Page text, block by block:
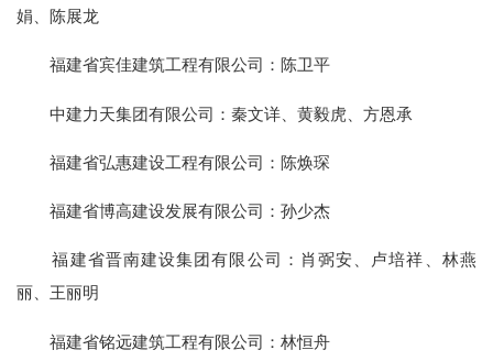
娟、陈展龙
福建省宾佳建筑工程有限公司：陈卫平
中建力天集团有限公司：秦文详、黄毅虎、方恩承
福建省弘惠建设工程有限公司：陈焕琛
福建省博高建设发展有限公司：孙少杰
福建省晋南建设集团有限公司：肖弼安、卢培祥、林燕
丽、王丽明
福建省铭远建筑工程有限公司：林恒舟